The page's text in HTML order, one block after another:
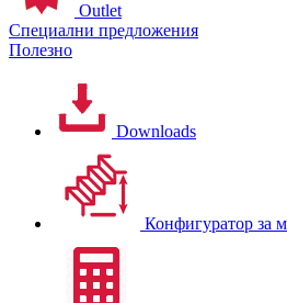
Outlet
Специални предложения
Полезно
Downloads
Конфигуратор за